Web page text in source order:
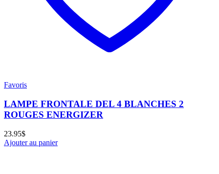
Favoris
LAMPE FRONTALE DEL 4 BLANCHES 2
ROUGES ENERGIZER
23.95$
Ajouter au panier